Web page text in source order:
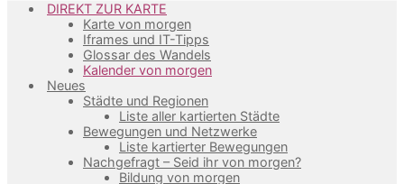
DIREKT ZUR KARTE
Karte von morgen
Iframes und IT-Tipps
Glossar des Wandels
Kalender von morgen
Neues
Städte und Regionen
Liste aller kartierten Städte
Bewegungen und Netzwerke
Liste kartierter Bewegungen
Nachgefragt – Seid ihr von morgen?
Bildung von morgen